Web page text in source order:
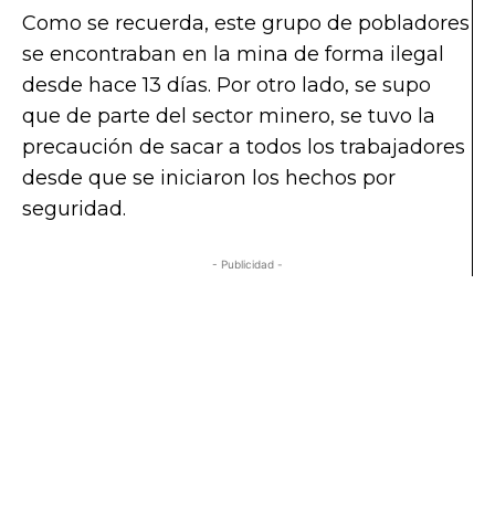
Como se recuerda, este grupo de pobladores
se encontraban en la mina de forma ilegal
desde hace 13 días. Por otro lado, se supo
que de parte del sector minero, se tuvo la
precaución de sacar a todos los trabajadores
desde que se iniciaron los hechos por
seguridad.
- Publicidad -